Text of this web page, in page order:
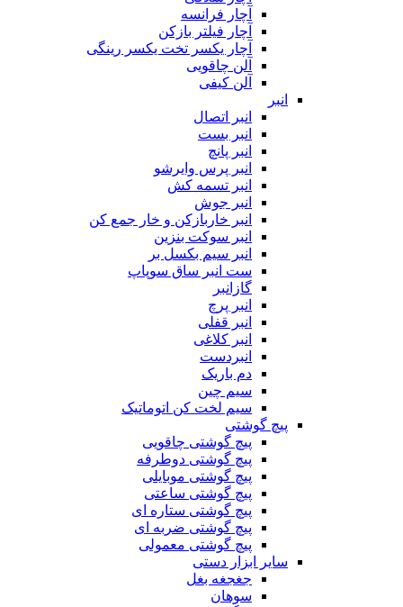
آچار فرانسه
آچار فیلتر بازکن
آچار یکسر تخت یکسر رینگی
آلن چاقویی
آلن کیفی
انبر
انبر اتصال
انبر بست
انبر پانچ
انبر پرس وایرشو
انبر تسمه کش
انبر جوش
انبر خاربازکن و خار جمع کن
انبر سوکت بنزین
انبر سیم بکسل بر
ست انبر ساق سوپاپ
گازانبر
انبر پرچ
انبر قفلی
انبر کلاغی
انبردست
دم باریک
سیم چین
سیم لخت کن اتوماتیک
پیچ گوشتی
پیچ گوشتی چاقویی
پیچ گوشتی دوطرفه
پیچ گوشتی موبایلی
پیچ گوشتی ساعتی
پیچ گوشتی ستاره ای
پیچ گوشتی ضربه ای
پیچ گوشتی معمولی
سایر ابزار دستی
جغجغه بغل
سوهان